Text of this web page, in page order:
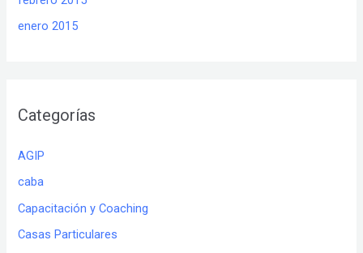
enero 2015
Categorías
AGIP
caba
Capacitación y Coaching
Casas Particulares